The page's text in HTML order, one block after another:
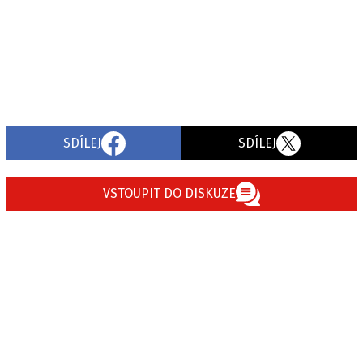
SDÍLEJ SDÍLEJ
VSTOUPIT DO DISKUZE